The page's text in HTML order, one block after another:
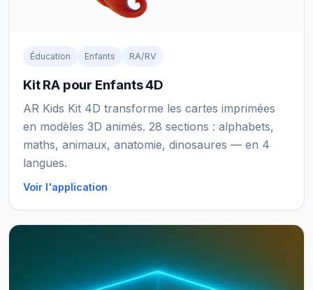
Éducation Enfants RA/RV
Kit RA pour Enfants 4D
AR Kids Kit 4D transforme les cartes imprimées
en modèles 3D animés. 28 sections : alphabets,
maths, animaux, anatomie, dinosaures — en 4
langues.
Voir l'application